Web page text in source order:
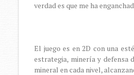
verdad es que me ha
El juego es en 2D con una
estrategia, minería y defensa
mineral en cada nivel,